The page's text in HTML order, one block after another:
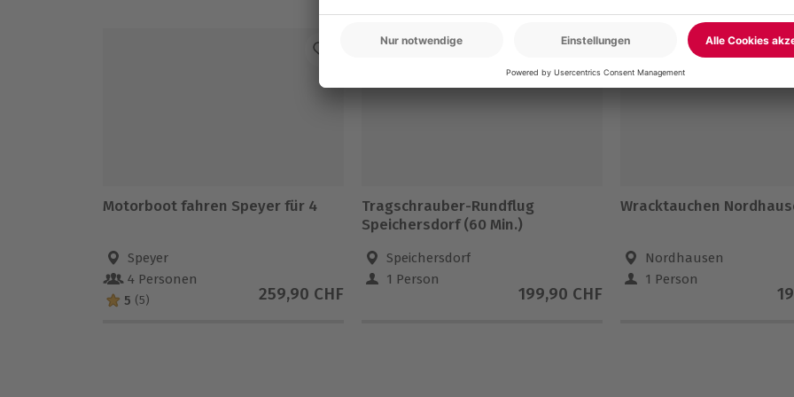
Motorboot fahren Speyer für 4
Speyer
4 Personen
5 (5) 259,90 CHF
-15% CLUB DEAL
Tragschrauber-Rundflug
Speichersdorf (60 Min.)
Speichersdorf
1 Person
199,90 CHF
-15% CLUB DEAL
Wracktauchen
Nordhausen
1 Person